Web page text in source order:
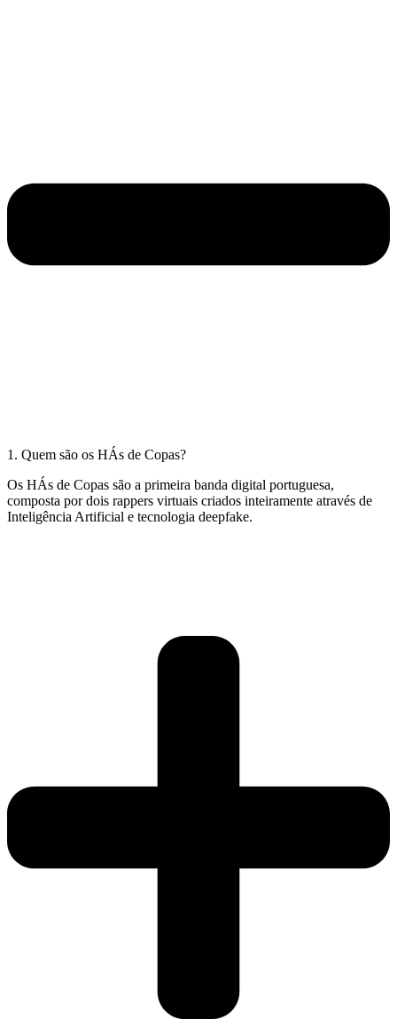
1. Quem são os HÁs de Copas?
Os HÁs de Copas são a primeira banda digital portuguesa,
composta por dois rappers virtuais criados inteiramente através de
Inteligência Artificial e tecnologia deepfake.